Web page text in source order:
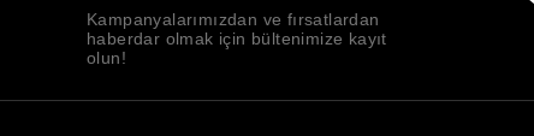
Kampanyalarımızdan ve fırsatlardan
haberdar olmak için bültenimize kayıt
olun!